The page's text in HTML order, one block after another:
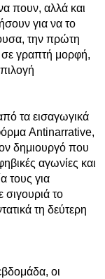
πουν, αλλά και
για να το
την πρώτη
γραπτή μορφή,
τα εισαγωγικά
Antinarrative,
δημιουργό που
αγωνίες και
τους για
σιγουριά το
τη δεύτερη
οι